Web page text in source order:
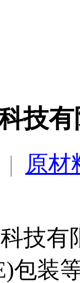
技
| 原材
技有
包装